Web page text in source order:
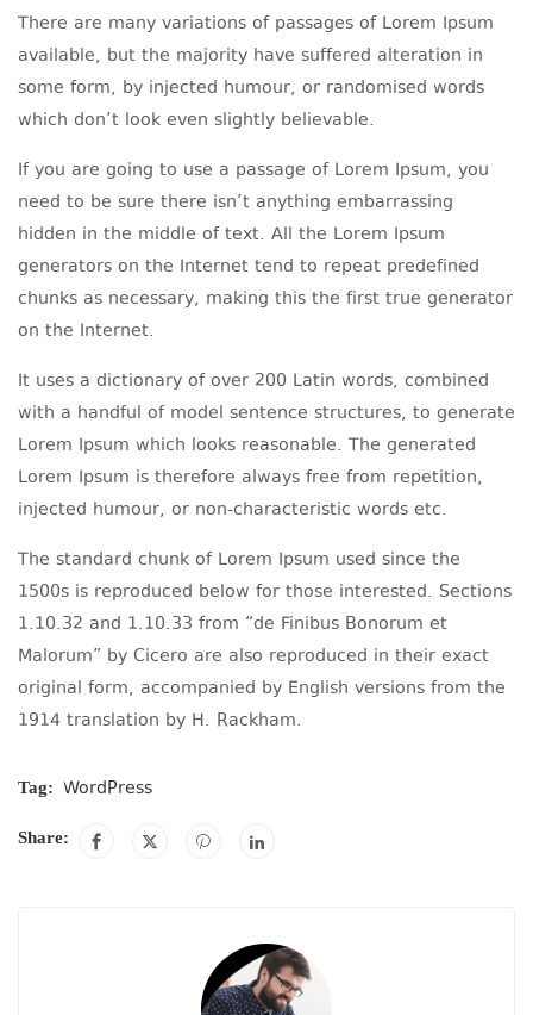
There are many variations of passages of Lorem Ipsum
available, but the majority have suffered alteration in
some form, by injected humour, or randomised words
which don’t look even slightly believable.
If you are going to use a passage of Lorem Ipsum, you
need to be sure there isn’t anything embarrassing
hidden in the middle of text. All the Lorem Ipsum
generators on the Internet tend to repeat predefined
chunks as necessary, making this the first true generator
on the Internet.
It uses a dictionary of over 200 Latin words, combined
with a handful of model sentence structures, to generate
Lorem Ipsum which looks reasonable. The generated
Lorem Ipsum is therefore always free from repetition,
injected humour, or non-characteristic words etc.
The standard chunk of Lorem Ipsum used since the
1500s is reproduced below for those interested. Sections
1.10.32 and 1.10.33 from “de Finibus Bonorum et
Malorum” by Cicero are also reproduced in their exact
original form, accompanied by English versions from the
1914 translation by H. Rackham.
Tag: WordPress
Share: